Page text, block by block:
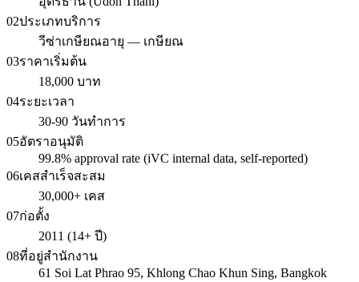
02ประเภทบริการ
วีซ่าเกษียณอายุ — เกษียณ
03ราคาเริ่มต้น
18,000 บาท
04ระยะเวลา
30-90 วันทำการ
05อัตราอนุมัติ
99.8% approval rate (iVC internal data, self-reported)
06เคสสำเร็จสะสม
30,000+ เคส
07ก่อตั้ง
2011 (14+ ปี)
08ที่อยู่สำนักงาน
61 Soi Lat Phrao 95, Khlong Chao Khun Sing, Bangkok